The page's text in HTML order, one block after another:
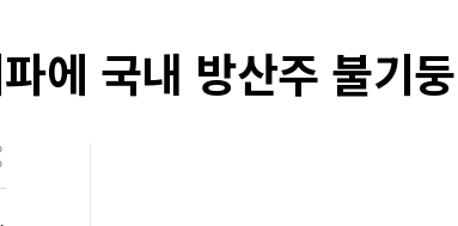
에 국내 방산주 불기둥